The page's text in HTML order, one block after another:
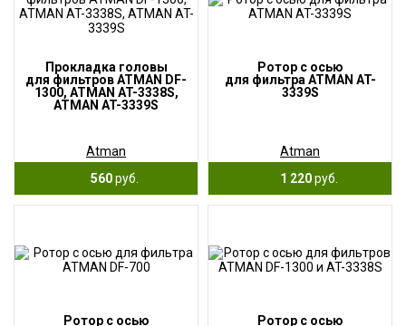
Прокладка головы
для фильтров ATMAN DF-
1300, ATMAN AT-3338S,
ATMAN AT-3339S
Atman
560руб.
Ротор с осью
для фильтра ATMAN AT-
3339S
Atman
1 220руб.
Ротор с осью Ротор с осью